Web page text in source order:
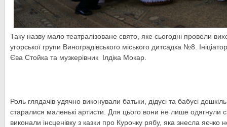
Таку назву мало театралізоване свято, яке сьогодні провели
угорської групи Виноградівського міського дитсадка №8.
Єва Стойка та музкерівник Ілдіка Мокар.
Роль глядачів удячно виконували батьки, дідусі та бабусі
старалися маленькі артисти. Для цього вони не лише одягнули
виконали інсценівку з казки про Курочку рябу, яка знесла яєчко